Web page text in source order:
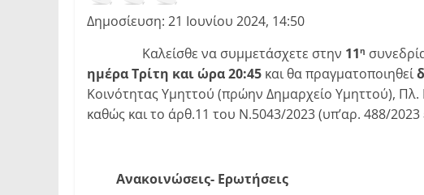
Δημοσίευση: 21 Ιουνίου 2024, 14:50
Καλείσθε να συμμετάσχετε στην 11η
ημέρα Τρίτη και ώρα 20:45 και θα πραγματοποιηθεί
Κοινότητας Υμηττού (πρώην Δημαρχείο Υμηττού),
καθώς και το άρθ.11 του Ν.5043/2023 (υπ’αρ. 488/2023
Ανακοινώσεις- Ερωτήσεις